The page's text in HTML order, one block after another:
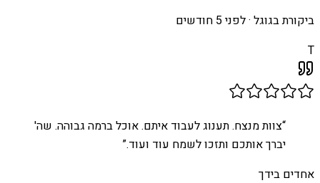
ביקורת בגוגל ·לפני 5 חודשים
T
“צוות מנצח. תענוג לעבוד איתם. אוכל ברמה גבוהה. שה'
יברך אותכם ותזכו לשמח עוד ועוד.”
אחדים בידך